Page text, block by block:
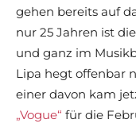
gehen bereits auf
nur 25 Jahren ist
und ganz im
Lipa hegt offenbar
einer davon kam
„Vogue“ für die